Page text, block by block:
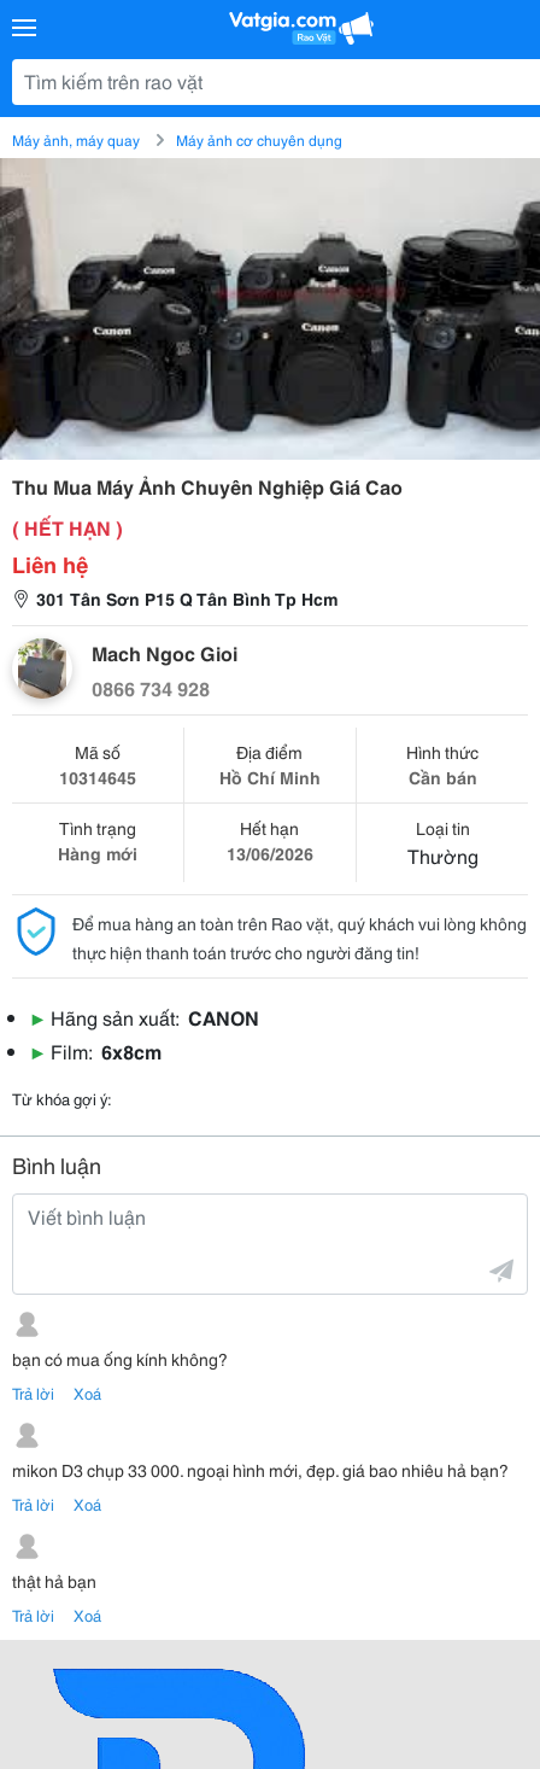
Máy ảnh, máy quay Máy ảnh cơ chuyên dụng
Thu Mua Máy Ảnh Chuyên Nghiệp Giá Cao
( HẾT HẠN )
Liên hệ
301 Tân Sơn P15 Q Tân Bình Tp Hcm
Mach Ngoc Gioi
0866 734 928
Mã số
10314645
Địa điểm
Hồ Chí Minh
Hình thức
Cần bán
Tình trạng
Hàng mới
Hết hạn
13/06/2026
Loại tin
Thường
Để mua hàng an toàn trên Rao vặt, quý khách vui lòng không
thực hiện thanh toán trước cho người đăng tin!
▶ Hãng sản xuất: CANON
▶ Film: 6x8cm
Từ khóa gợi ý:
Bình luận
bạn có mua ống kính không?
Trả lời Xoá
mikon D3 chụp 33 000. ngoại hình mới, đẹp. giá bao nhiêu hả bạn?
Trả lời Xoá
thật hả bạn
Trả lời Xoá